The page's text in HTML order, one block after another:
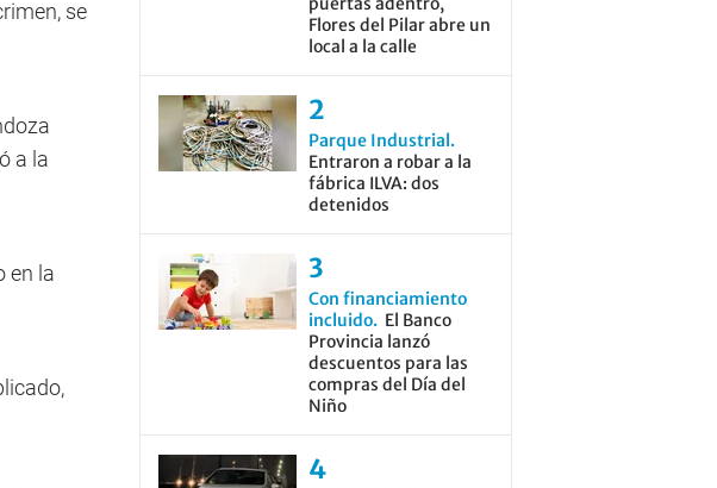
se
a la
en la
Flores del Pilar abre un
local a la calle
Parque Industrial
Entraron a robar a la
fábrica ILVA: dos
detenidos
Con financiamiento
incluido
El Banco
Provincia lanzó
descuentos para las
compras del Día del
Niño